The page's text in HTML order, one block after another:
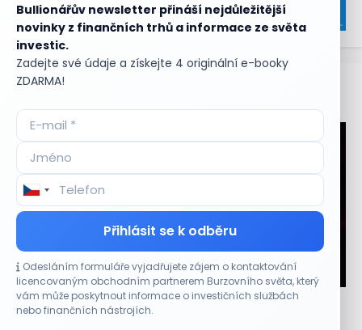
Bullionářův newsletter přináší nejdůležitější
novinky z finančních trhů a informace ze světa
investic.
Zadejte své údaje a získejte 4 originální e-booky
ZDARMA!
Přihlásit se k odběru
Odesláním formuláře vyjadřujete zájem o kontaktování
licencovaným obchodním partnerem Burzovního světa, který
vám může poskytnout informace o investičních službách
nebo finančních nástrojích.
Aktuální
CO HÝBE TRHEM
Plány Starlinku srazily akcie T-Mobile, AT&T a